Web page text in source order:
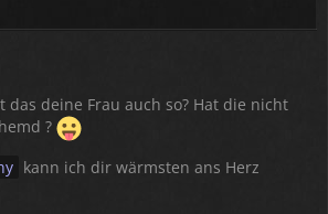
das deine Frau auch so? Hat die nicht
?
kann ich dir wärmsten ans Herz